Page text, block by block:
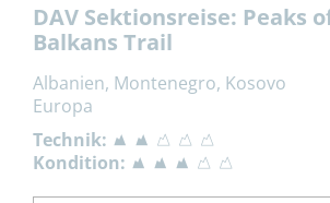
DAV Sektionsreise: Peaks
Balkans Trail
Albanien, Montenegro, Kosovo
Europa
Technik:
Kondition: